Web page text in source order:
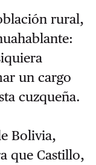
rural,
un cargo
cuzqueña.
Bolivia,
que Castillo,